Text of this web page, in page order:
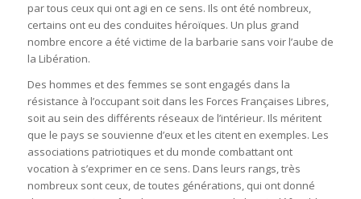
par tous ceux qui ont agi en ce sens. Ils ont été nombreux,
certains ont eu des conduites héroïques. Un plus grand
nombre encore a été victime de la barbarie sans voir l’aube de
la Libération.
Des hommes et des femmes se sont engagés dans la
résistance à l’occupant soit dans les Forces Françaises Libres,
soit au sein des différents réseaux de l’intérieur. Ils méritent
que le pays se souvienne d’eux et les citent en exemples. Les
associations patriotiques et du monde combattant ont
vocation à s’exprimer en ce sens. Dans leurs rangs, très
nombreux sont ceux, de toutes générations, qui ont donné